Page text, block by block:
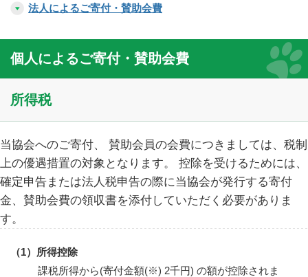
お問い合わせ
ENGLISH
法人によるご寄付・賛助会費
個人によるご寄付・賛助会費
所得税
当協会へのご寄付、 賛助会員の会費につきましては、税制
上の優遇措置の対象となります。 控除を受けるためには、
確定申告または法人税申告の際に当協会が発行する寄付
金、賛助会費の領収書を添付していただく必要がありま
す。
（1）所得控除
課税所得から(寄付金額(※) 2千円) の額が控除されま